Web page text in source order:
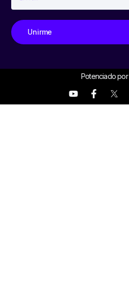
Unirme
Potenciado por